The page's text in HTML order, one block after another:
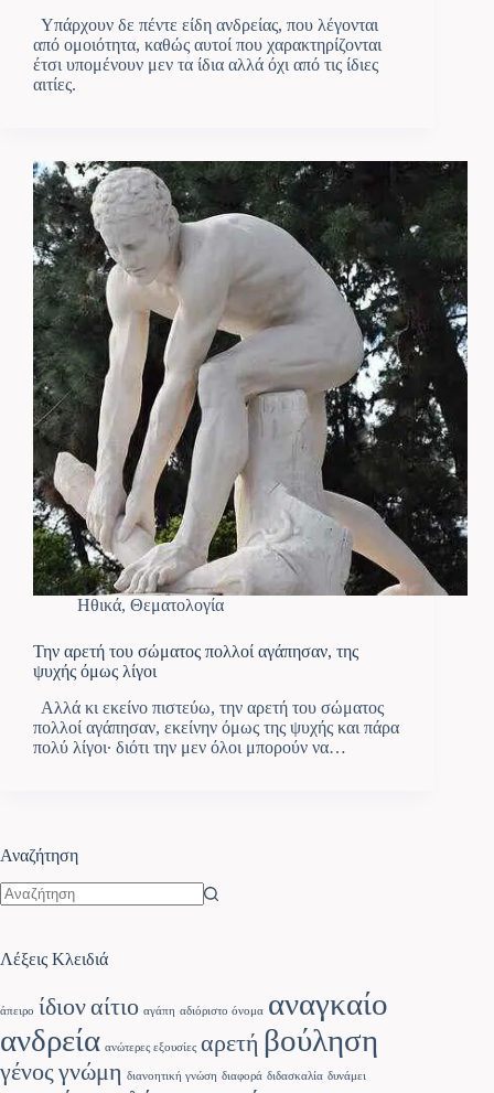
Υπάρχουν δε πέντε είδη ανδρείας, που λέγονται
από ομοιότητα, καθώς αυτοί που χαρακτηρίζονται
έτσι υπομένουν μεν τα ίδια αλλά όχι από τις ίδιες
αιτίες.
Ηθικά, Θεματολογία
Την αρετή του σώματος πολλοί αγάπησαν, της
ψυχής όμως λίγοι
Αλλά κι εκείνο πιστεύω, την αρετή του σώματος
πολλοί αγάπησαν, εκείνην όμως της ψυχής και πάρα
πολύ λίγοι· διότι την μεν όλοι μπορούν να…
Αναζήτηση
Λέξεις Κλειδιά
άπειρο ίδιοναίτιο αγάπη αδιόριστο όνομα αναγκαίο
ανδρεία ανώτερες εξουσίες αρετή βούληση
γένος γνώμη διανοητική γνώση διαφορά διδασκαλία δυνάμει